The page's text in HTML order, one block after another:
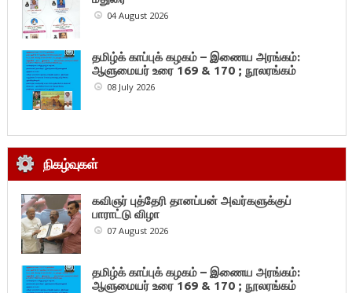
04 August 2026
தமிழ்க் காப்புக் கழகம் – இணைய அரங்கம்:
ஆளுமையர் உரை 169 & 170 ; நூலரங்கம்
08 July 2026
நிகழ்வுகள்
கவிஞர் புத்தேரி தானப்பன் அவர்களுக்குப்
பாராட்டு விழா
07 August 2026
தமிழ்க் காப்புக் கழகம் – இணைய அரங்கம்:
ஆளுமையர் உரை 169 & 170 ; நூலரங்கம்